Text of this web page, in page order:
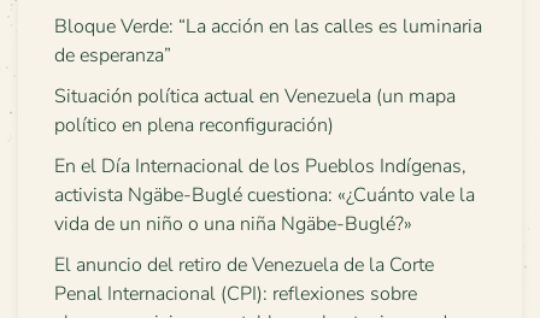
Bloque Verde: “La acción en las calles es luminaria
de esperanza”
Situación política actual en Venezuela (un mapa
político en plena reconfiguración)
En el Día Internacional de los Pueblos Indígenas,
activista Ngäbe-Buglé cuestiona: «¿Cuánto vale la
vida de un niño o una niña Ngäbe-Buglé?»
El anuncio del retiro de Venezuela de la Corte
Penal Internacional (CPI): reflexiones sobre